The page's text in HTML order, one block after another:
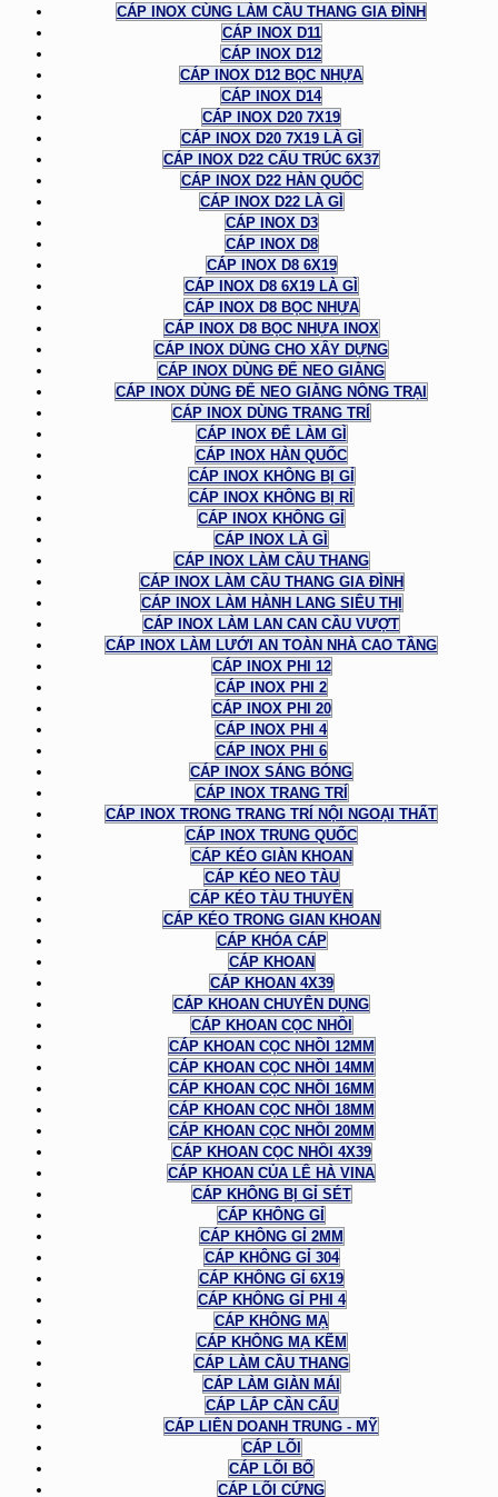
CÁP INOX CÙNG LÀM CẦU THANG GIA ĐÌNH
CÁP INOX D11
CÁP INOX D12
CÁP INOX D12 BỌC NHỰA
CÁP INOX D14
CÁP INOX D20 7X19
CÁP INOX D20 7X19 LÀ GÌ
CÁP INOX D22 CẤU TRÚC 6X37
CÁP INOX D22 HÀN QUỐC
CÁP INOX D22 LÀ GÌ
CÁP INOX D3
CÁP INOX D8
CÁP INOX D8 6X19
CÁP INOX D8 6X19 LÀ GÌ
CÁP INOX D8 BỌC NHỰA
CÁP INOX D8 BỌC NHỰA INOX
CÁP INOX DÙNG CHO XÂY DỰNG
CÁP INOX DÙNG ĐỂ NEO GIẰNG
CÁP INOX DÙNG ĐỂ NEO GIẰNG NÔNG TRẠI
CÁP INOX DÙNG TRANG TRÍ
CÁP INOX ĐỂ LÀM GÌ
CÁP INOX HÀN QUỐC
CÁP INOX KHÔNG BỊ GỈ
CÁP INOX KHÔNG BỊ RỈ
CÁP INOX KHÔNG GỈ
CÁP INOX LÀ GÌ
CÁP INOX LÀM CẦU THANG
CÁP INOX LÀM CẦU THANG GIA ĐÌNH
CÁP INOX LÀM HÀNH LANG SIÊU THỊ
CÁP INOX LÀM LAN CAN CẦU VƯỢT
CÁP INOX LÀM LƯỚI AN TOÀN NHÀ CAO TẦNG
CÁP INOX PHI 12
CÁP INOX PHI 2
CÁP INOX PHI 20
CÁP INOX PHI 4
CÁP INOX PHI 6
CÁP INOX SÁNG BÓNG
CÁP INOX TRANG TRÍ
CÁP INOX TRONG TRANG TRÍ NỘI NGOẠI THẤT
CÁP INOX TRUNG QUỐC
CÁP KÉO GIÀN KHOAN
CÁP KÉO NEO TÀU
CÁP KÉO TÀU THUYỀN
CÁP KÉO TRONG GIAN KHOAN
CÁP KHÓA CÁP
CÁP KHOAN
CÁP KHOAN 4X39
CÁP KHOAN CHUYÊN DỤNG
CÁP KHOAN CỌC NHỒI
CÁP KHOAN CỌC NHỒI 12MM
CÁP KHOAN CỌC NHỒI 14MM
CÁP KHOAN CỌC NHỒI 16MM
CÁP KHOAN CỌC NHỒI 18MM
CÁP KHOAN CỌC NHỒI 20MM
CÁP KHOAN CỌC NHỒI 4X39
CÁP KHOAN CỦA LÊ HÀ VINA
CÁP KHÔNG BỊ GỈ SÉT
CÁP KHÔNG GỈ
CÁP KHÔNG GỈ 2MM
CÁP KHÔNG GỈ 304
CÁP KHÔNG GỈ 6X19
CÁP KHÔNG GỈ PHI 4
CÁP KHÔNG MẠ
CÁP KHÔNG MẠ KẼM
CÁP LÀM CẦU THANG
CÁP LÀM GIÀN MÁI
CÁP LẮP CẦN CẨU
CÁP LIÊN DOANH TRUNG - MỸ
CÁP LÕI
CÁP LÕI BỐ
CÁP LÕI CỨNG